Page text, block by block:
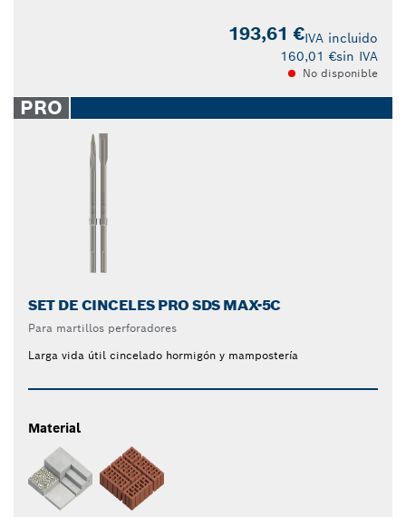
193,61 €IVA incluido
160,01 €sin IVA
No disponible
PRO
SET DE CINCELES PRO SDS MAX-5C
Para martillos perforadores
Larga vida útil cincelado hormigón y mampostería
Material